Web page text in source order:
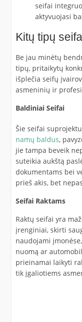
seifai
aktyvuojasi
Kitų tipų
Be jau minėtų
tipų, pritaikytų
išplečia seifų
asmeninių ir
Baldiniai Seifai
Šie seifai
namų baldus,
jie tampa beveik
suteikia aukštą
dokumentams bei
prieš akis, bet
Seifai Raktams
Raktų seifai yra
įrenginiai, skirti
naudojami
nuomą ar
prieinamai laikyti
tik įgaliotiems